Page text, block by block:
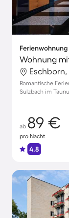
Ferienwohnung
Romantische
Sulzbach im
ab 89 €
pro Nacht
4.8